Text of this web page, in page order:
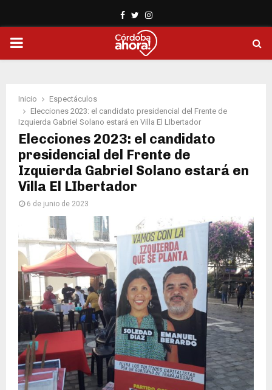
Facebook
TwitterInstagram
PRIMARY
Inicio
Espectáculos
Elecciones 2023: el candidato presidencial del Frente de
Izquierda Gabriel Solano estará en Villa El LIbertador
Elecciones 2023: el candidato
presidencial del Frente de
Izquierda Gabriel Solano estará en
Villa El LIbertador
6 de junio de 2023